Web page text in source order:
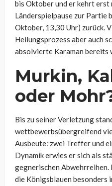
bis Oktober und er kehrt erst
Länderspielpause zur Partie
Oktober, 13,30 Uhr) zurück.
Heilungsprozess aber auch
absolvierte Karaman bereits
Murkin,
oder
Bis zu seiner Verletzung
wettbewerbsübergreifend
Ausbeute: zwei Treffer und
Dynamik erwies er sich als
gegnerischen Abwehrreihen.
die Königsblauen besonders